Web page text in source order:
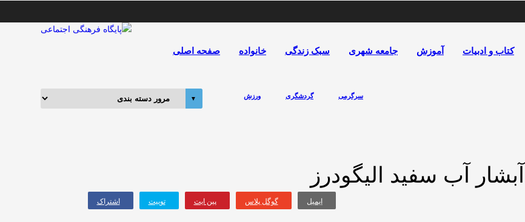
صفحه اصلی خانواده سبک زندگی جامعه شهری آموزش کتاب و ادبیات
ورزش گردشگری سرگرمی
آبشار آب سفید الیگودرز
اشتراک توییت پین ایت گوگل‌ پلاس ایمیل